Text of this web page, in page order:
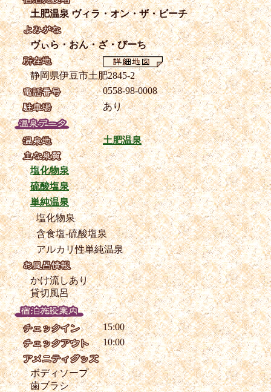
土肥温泉 ヴィラ・オン・ザ・ビーチ
ヴぃら・おん・ざ・びーち
静岡県伊豆市土肥2845-2
0558-98-0008
あり
土肥温泉
塩化物泉
硫酸塩泉
単純温泉
塩化物泉
含食塩-硫酸塩泉
アルカリ性単純温泉
かけ流しあり
貸切風呂
15:00
10:00
ボディソープ
歯ブラシ